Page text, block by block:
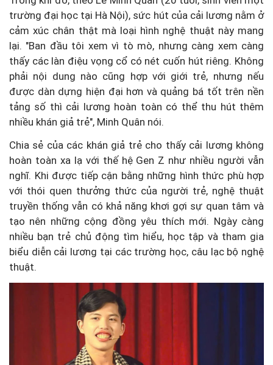
trường đại học tại Hà Nội), sức hút của cải lương nằm ở
cảm xúc chân thật mà loại hình nghệ thuật này mang
lại. "Ban đầu tôi xem vì tò mò, nhưng càng xem càng
thấy các làn điệu vọng cổ có nét cuốn hút riêng. Không
phải nội dung nào cũng hợp với giới trẻ, nhưng nếu
được dàn dựng hiện đại hơn và quảng bá tốt trên nền
tảng số thì cải lương hoàn toàn có thể thu hút thêm
nhiều khán giả trẻ", Minh Quân nói.
Chia sẻ của các khán giả trẻ cho thấy cải lương không
hoàn toàn xa lạ với thế hệ Gen Z như nhiều người vẫn
nghĩ. Khi được tiếp cận bằng những hình thức phù hợp
với thói quen thưởng thức của người trẻ, nghệ thuật
truyền thống vẫn có khả năng khơi gợi sự quan tâm và
tạo nên những cộng đồng yêu thích mới. Ngày càng
nhiều bạn trẻ chủ động tìm hiểu, học tập và tham gia
biểu diễn cải lương tại các trường học, câu lạc bộ nghệ
thuật.